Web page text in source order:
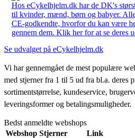
Hos eCykelhjelm.dk har de DK's
til kvinder, mænd, børn og babyer.
CE-godkendte, hvorfor du kan være
gennem dem. Klik her for at se deres
Se udvalget på eCykelhjelm.dk
Vi har gennemgået de mest populære
med stjerner fra 1 til 5 ud fra bl.a. deres
sortimentstørrelse, kundeservice,
leveringsformer og betalingsmuligheder.
Bedst anmeldte webshops
Webshop Stjerner
Link